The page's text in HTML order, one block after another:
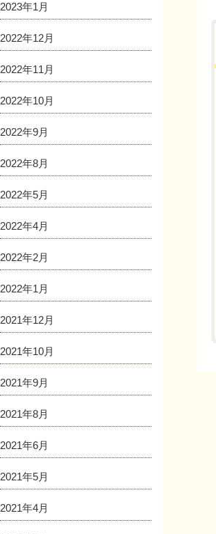
2023年1月
2022年12月
2022年11月
2022年10月
2022年9月
2022年8月
2022年5月
2022年4月
2022年2月
2022年1月
2021年12月
2021年10月
2021年9月
2021年8月
2021年6月
2021年5月
2021年4月